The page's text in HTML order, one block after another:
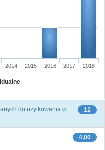
2014 2015 2016 2017 2018
12
do użytkowania w
4,00